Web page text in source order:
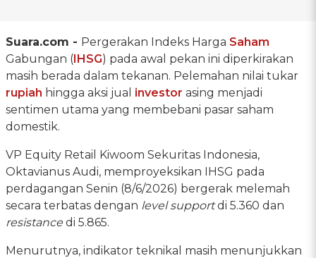
Suara.com - Pergerakan Indeks Harga Saham
Gabungan (IHSG) pada awal pekan ini diperkirakan
masih berada dalam tekanan. Pelemahan nilai tukar
rupiah hingga aksi jual investor asing menjadi
sentimen utama yang membebani pasar saham
domestik.
VP Equity Retail Kiwoom Sekuritas Indonesia,
Oktavianus Audi, memproyeksikan IHSG pada
perdagangan Senin (8/6/2026) bergerak melemah
secara terbatas dengan level supportdi 5.360 dan
resistance di 5.865.
Menurutnya, indikator teknikal masih menunjukkan